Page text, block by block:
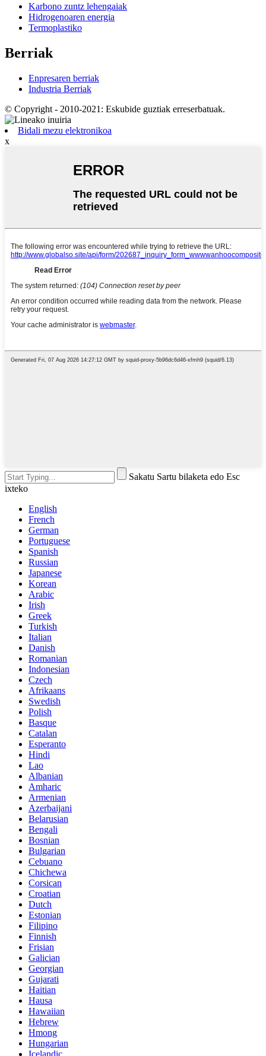
Karbono zuntz lehengaiak
Hidrogenoaren energia
Termoplastiko
Berriak
Enpresaren berriak
Industria Berriak
© Copyright - 2010-2021: Eskubide guztiak erreserbatuak.
Bidali mezu elektronikoa
x
Sakatu Sartu bilaketa edo Esc
ixteko
English
French
German
Portuguese
Spanish
Russian
Japanese
Korean
Arabic
Irish
Greek
Turkish
Italian
Danish
Romanian
Indonesian
Czech
Afrikaans
Swedish
Polish
Basque
Catalan
Esperanto
Hindi
Lao
Albanian
Amharic
Armenian
Azerbaijani
Belarusian
Bengali
Bosnian
Bulgarian
Cebuano
Chichewa
Corsican
Croatian
Dutch
Estonian
Filipino
Finnish
Frisian
Galician
Georgian
Gujarati
Haitian
Hausa
Hawaiian
Hebrew
Hmong
Hungarian
Icelandic